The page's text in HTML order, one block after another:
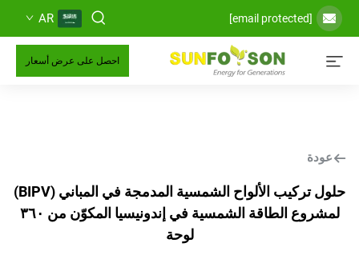
AR
احصل على عرض أسعار
حلول تركيب الألواح الشمسية المدمجة في المباني (BIPV)
لمشروع الطاقة الشمسية في إندونيسيا المكوّن من ٣٦٠